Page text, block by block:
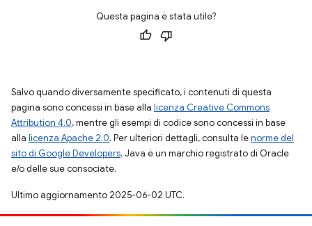
Questa pagina è stata utile?
Salvo quando diversamente specificato, i contenuti di questa
pagina sono concessi in base alla licenza Creative Commons
Attribution 4.0, mentre gli esempi di codice sono concessi in base
alla licenza Apache 2.0. Per ulteriori dettagli, consulta lenorme del
sito di Google Developers. Java è un marchio registrato di Oracle
e/o delle sue consociate.
Ultimo aggiornamento 2025-06-02 UTC.